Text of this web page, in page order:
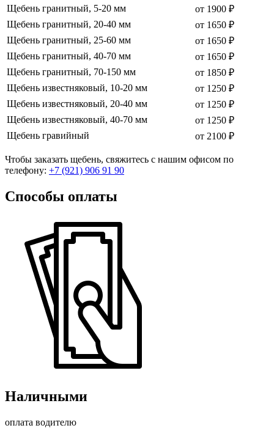
Щебень гранитный, 5-20 мм
от 1900 ₽
Щебень гранитный, 20-40 мм
от 1650 ₽
Щебень гранитный, 25-60 мм
от 1650 ₽
Щебень гранитный, 40-70 мм
от 1650 ₽
Щебень гранитный, 70-150 мм
от 1850 ₽
Щебень известняковый, 10-20 мм
от 1250 ₽
Щебень известняковый, 20-40 мм
от 1250 ₽
Щебень известняковый, 40-70 мм
от 1250 ₽
Щебень гравийный
от 2100 ₽
Чтобы заказать щебень, свяжитесь с нашим офисом по
телефону: +7 (921) 906 91 90
Способы оплаты
Наличными
оплата водителю